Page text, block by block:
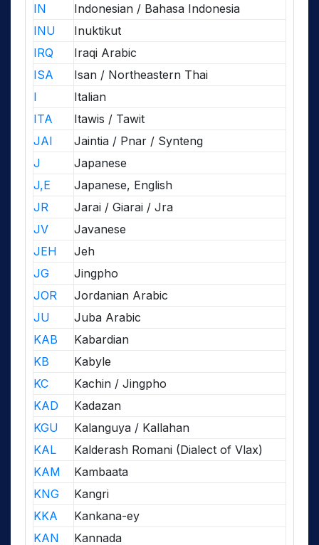
IN
Indonesian / Bahasa Indonesia
INU
Inuktikut
IRQ
Iraqi Arabic
ISA
Isan / Northeastern Thai
I
Italian
ITA
Itawis / Tawit
JAI
Jaintia / Pnar / Synteng
J
Japanese
J,E
Japanese, English
JR
Jarai / Giarai / Jra
JV
Javanese
JEH
Jeh
JG
Jingpho
JOR
Jordanian Arabic
JU
Juba Arabic
KAB
Kabardian
KB
Kabyle
KC
Kachin / Jingpho
KAD
Kadazan
KGU
Kalanguya / Kallahan
KAL
Kalderash Romani (Dialect of Vlax)
KAM
Kambaata
KNG
Kangri
KKA
Kankana-ey
KAN
Kannada